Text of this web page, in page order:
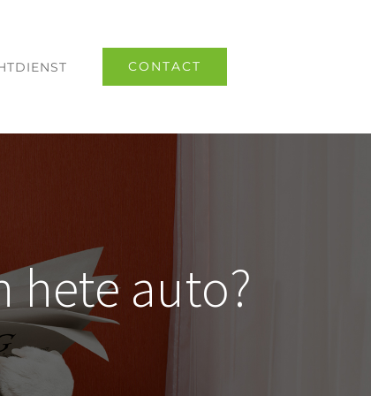
CONTACT
hete auto?